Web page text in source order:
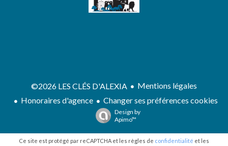
©2026 LES CLÉS D'ALEXIA
Mentions légales
Honoraires d'agence
Changer ses préférences cookies
Design by
Apimo™
Ce site est protégé par reCAPTCHA et les règles de confidentialité et les